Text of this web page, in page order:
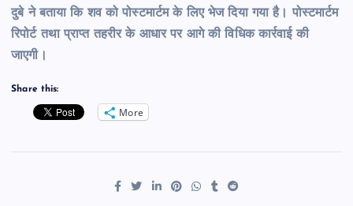
दुबे ने बताया कि शव को पोस्टमार्टम के लिए भेज दिया गया है। पोस्टमार्टम
रिपोर्ट तथा प्राप्त तहरीर के आधार पर आगे की विधिक कार्रवाई की
जाएगी।
Share this:
More